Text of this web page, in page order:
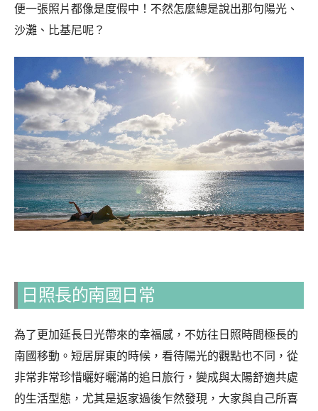
便一張照片都像是度假中！不然怎麼總是說出那句陽光、
沙灘、比基尼呢？
日照長的南國日常
為了更加延長日光帶來的幸福感，不妨往日照時間極長的
南國移動。短居屏東的時候，看待陽光的觀點也不同，從
非常非常珍惜曬好曬滿的追日旅行，變成與太陽舒適共處
的生活型態，尤其是返家過後乍然發現，大家與自己所喜